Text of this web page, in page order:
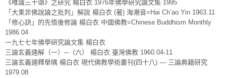
《唯識三十頌》之研究 楊白衣 1976年佛學研究論文集 1995
「大乘非佛說論之批判」解說 楊白衣 (著) 海潮音=Hai Ch’ao Yin 1963.11
「修心訣」的先悟後修論 楊白衣 中國佛教=Chinese Buddhism Monthly
1986.04
一九七七年佛學研究論文集 楊白衣
三論玄義通解（一）─（六） 楊白衣 臺灣佛教 1960.04-11
三論玄義通釋舉隅 楊白衣 現代佛教學術叢刊(四十八) — 三論典籍研究
1979.08